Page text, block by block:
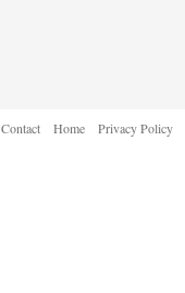
Contact Home Privacy Policy